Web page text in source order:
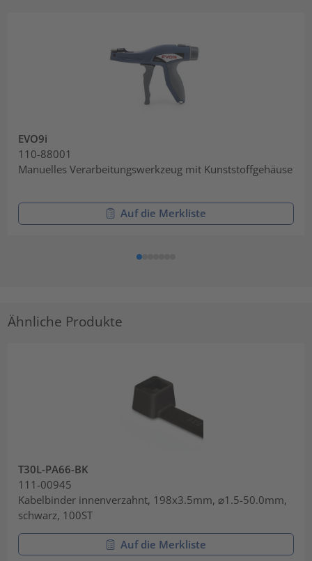
EVO9i
110-88001
Manuelles Verarbeitungswerkzeug mit Kunststoffgehäuse
Auf die Merkliste
Ähnliche Produkte
T30L-PA66-BK
111-00945
Kabelbinder innenverzahnt, 198x3.5mm, ⌀1.5-50.0mm,
schwarz, 100ST
Auf die Merkliste